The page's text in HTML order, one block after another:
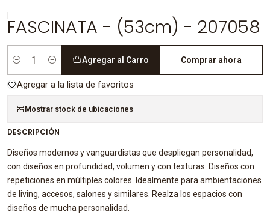
FASCINATA - (53cm) - 207058
Cantidad
Agregar al Carro Comprar ahora
Agregar a la lista de favoritos
Mostrar stock de ubicaciones
DESCRIPCIÓN
Diseños modernos y vanguardistas que despliegan personalidad,
con diseños en profundidad, volumen y con texturas. Diseños con
repeticiones en múltiples colores. Idealmente para ambientaciones
de living, accesos, salones y similares. Realza los espacios con
diseños de mucha personalidad.